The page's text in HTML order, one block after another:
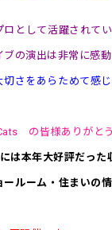
ロとして活躍されて
の演出は非常に感動
さをあらためて感
の皆様ありがとう
は本年大好評だった
ールーム・住まいの